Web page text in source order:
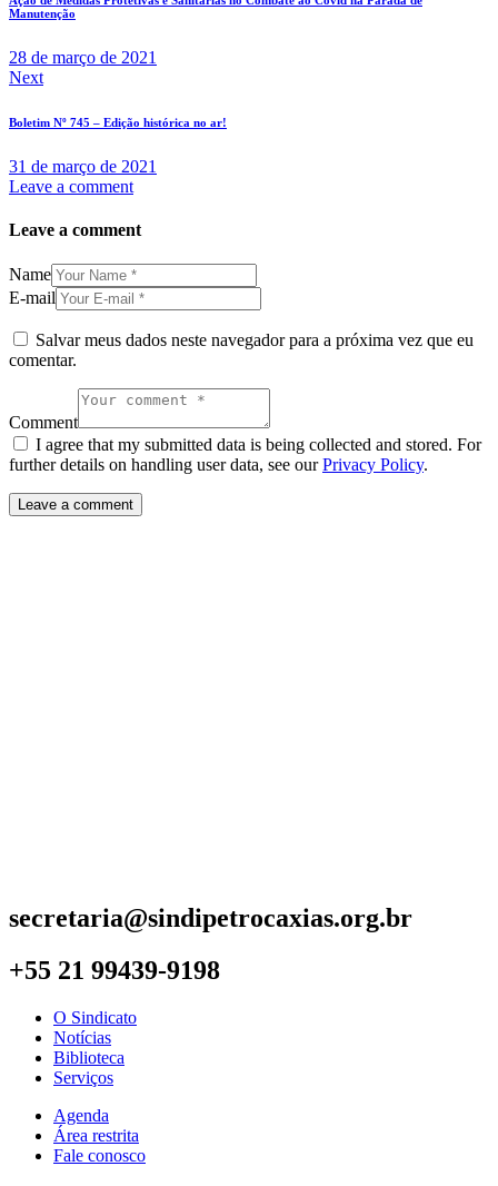
Manutenção
28 de março de 2021
Next
Boletim Nº 745 – Edição histórica no ar!
31 de março de 2021
Leave a comment
Leave a comment
Name
E-mail
Salvar meus dados neste navegador para a próxima vez que eu
comentar.
Comment
I agree that my submitted data is being collected and stored. For
further details on handling user data, see ourPrivacy Policy.
secretaria@sindipetrocaxias.org.br
+55 21 99439-9198
O Sindicato
Notícias
Biblioteca
Serviços
Agenda
Área restrita
Fale conosco